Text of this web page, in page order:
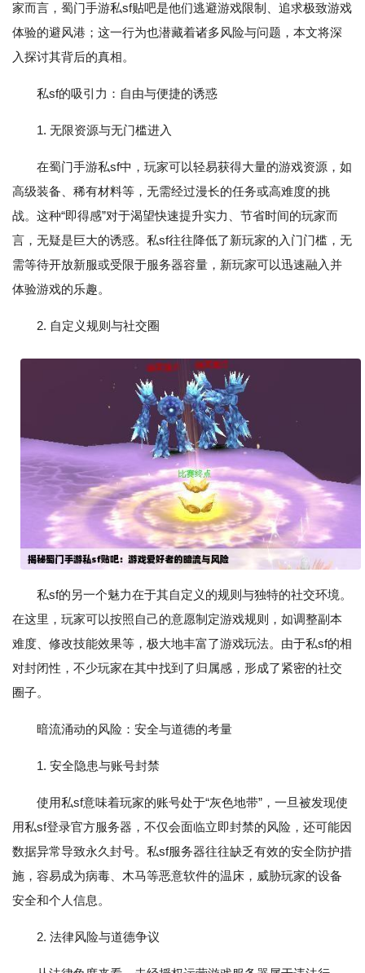
家而言，蜀门手游私sf贴吧是他们逃避游戏限制、追求极致游戏
体验的避风港；这一行为也潜藏着诸多风险与问题，本文将深
入探讨其背后的真相。
私sf的吸引力：自由与便捷的诱惑
1. 无限资源与无门槛进入
在蜀门手游私sf中，玩家可以轻易获得大量的游戏资源，如
高级装备、稀有材料等，无需经过漫长的任务或高难度的挑
战。这种“即得感”对于渴望快速提升实力、节省时间的玩家而
言，无疑是巨大的诱惑。私sf往往降低了新玩家的入门门槛，无
需等待开放新服或受限于服务器容量，新玩家可以迅速融入并
体验游戏的乐趣。
2. 自定义规则与社交圈
私sf的另一个魅力在于其自定义的规则与独特的社交环境。
在这里，玩家可以按照自己的意愿制定游戏规则，如调整副本
难度、修改技能效果等，极大地丰富了游戏玩法。由于私sf的相
对封闭性，不少玩家在其中找到了归属感，形成了紧密的社交
圈子。
暗流涌动的风险：安全与道德的考量
1. 安全隐患与账号封禁
使用私sf意味着玩家的账号处于“灰色地带”，一旦被发现使
用私sf登录官方服务器，不仅会面临立即封禁的风险，还可能因
数据异常导致永久封号。私sf服务器往往缺乏有效的安全防护措
施，容易成为病毒、木马等恶意软件的温床，威胁玩家的设备
安全和个人信息。
2. 法律风险与道德争议